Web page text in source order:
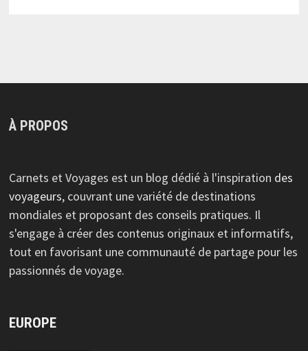
À PROPOS
Carnets et Voyages est un blog dédié à l'inspiration des
voyageurs, couvrant une variété de destinations
mondiales et proposant des conseils pratiques. Il
s'engage à créer des contenus originaux et informatifs,
tout en favorisant une communauté de partage pour les
passionnés de voyage.
EUROPE